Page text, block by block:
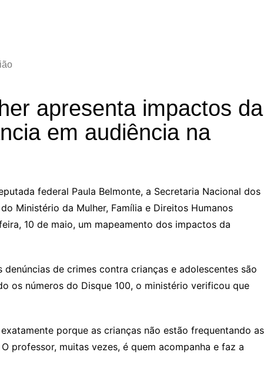
apresenta impactos da
em audiência na
federal Paula Belmonte, a Secretaria Nacional dos
Ministério da Mulher, Família e Direitos Humanos
10 de maio, um mapeamento dos impactos da
denúncias de crimes contra crianças e adolescentes são
os números do Disque 100, o ministério verificou que
porque as crianças não estão frequentando as
professor, muitas vezes, é quem acompanha e faz a